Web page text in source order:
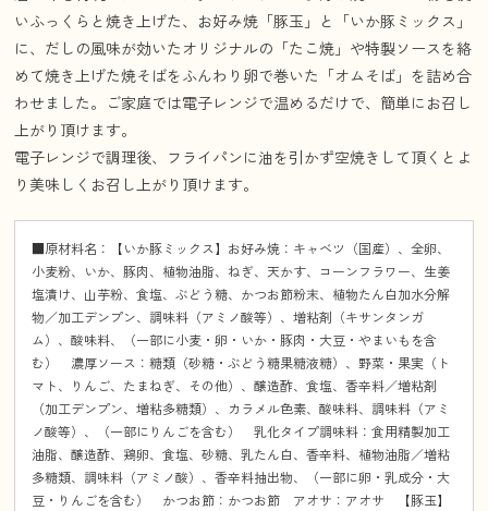
いふっくらと焼き上げた、お好み焼「豚玉」と「いか豚ミックス」
に、だしの風味が効いたオリジナルの「たこ焼」や特製ソースを絡
めて焼き上げた焼そばをふんわり卵で巻いた「オムそば」を詰め合
わせました。ご家庭では電子レンジで温めるだけで、簡単にお召し
上がり頂けます。
電子レンジで調理後、フライパンに油を引かず空焼きして頂くとよ
り美味しくお召し上がり頂けます。
■原材料名：【いか豚ミックス】お好み焼：キャベツ（国産）、全卵、
小麦粉、いか、豚肉、植物油脂、ねぎ、天かす、コーンフラワー、生姜
塩漬け、山芋粉、食塩、ぶどう糖、かつお節粉末、植物たん白加水分解
物／加工デンプン、調味料（アミノ酸等）、増粘剤（キサンタンガ
ム）、酸味料、（一部に小麦・卵・いか・豚肉・大豆・やまいもを含
む） 濃厚ソース：糖類（砂糖・ぶどう糖果糖液糖）、野菜・果実（ト
マト、りんご、たまねぎ、その他）、醸造酢、食塩、香辛料／増粘剤
（加工デンプン、増粘多糖類）、カラメル色素、酸味料、調味料（アミ
ノ酸等）、（一部にりんごを含む） 乳化タイプ調味料：食用精製加工
油脂、醸造酢、鶏卵、食塩、砂糖、乳たん白、香辛料、植物油脂／増粘
多糖類、調味料（アミノ酸）、香辛料抽出物、（一部に卵・乳成分・大
豆・りんごを含む） かつお節：かつお節 アオサ：アオサ 【豚玉】